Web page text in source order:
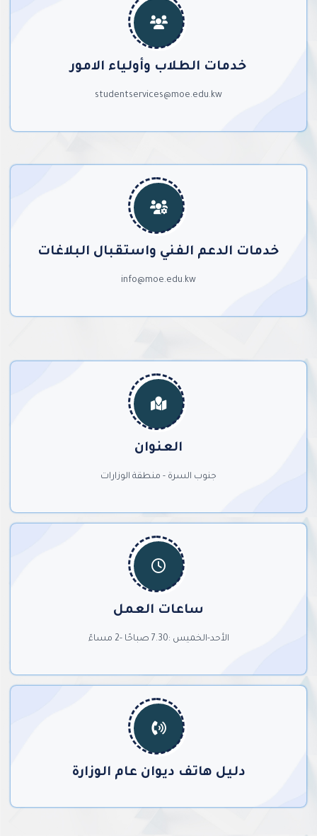
خدمات الطلاب وأولياء الامور
studentservices@moe.edu.kw
خدمات الدعم الفني واستقبال البلاغات
info@moe.edu.kw
العنوان
جنوب السرة - منطقة الوزارات
ساعات العمل
الأحد-الخميس :7.30 صباحًا -2 مساءً
دليل هاتف ديوان عام الوزارة